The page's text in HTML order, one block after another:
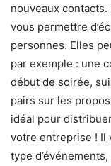
nouveaux
vous permettre
personnes. Elles
par exemple : une
début de soirée,
pairs sur les
idéal pour
votre entreprise ! Il
type